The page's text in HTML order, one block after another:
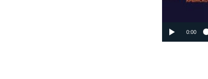
0:00